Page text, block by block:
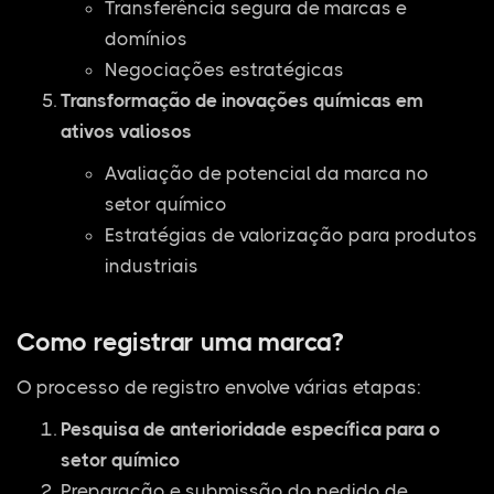
Transferência segura de marcas e
domínios
Negociações estratégicas
Transformação de inovações químicas em
ativos valiosos
Avaliação de potencial da marca no
setor químico
Estratégias de valorização para produtos
industriais
Como registrar uma marca?
O processo de registro envolve várias etapas:
Pesquisa de anterioridade específica para o
setor químico